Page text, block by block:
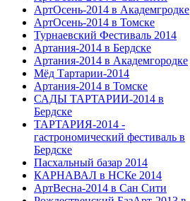
АртОсень-2014 в Академгродке
АртОсень-2014 в Томске
Турнаевский Фестиваль 2014
Артания-2014 в Бердске
Артания-2014 в Академгородке
Мёд Тартарии-2014
Артания-2014 в Томске
САДЫ ТАРТАРИИ-2014 в
Бердске
ТАРТАРИЯ-2014 -
гастрономический фестиваль в
Бердске
Пасхальный базар 2014
КАРНАВАЛ в НСКе 2014
АртВесна-2014 в Сан Сити